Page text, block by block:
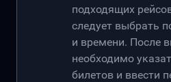
подходящих
следует выбрать
и времени. После
необходимо
билетов и ввести